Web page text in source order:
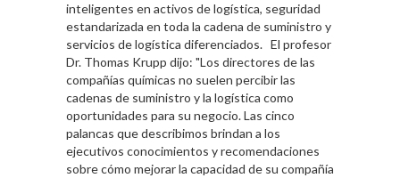
inteligentes en activos de logística, seguridad
estandarizada en toda la cadena de suministro y
servicios de logística diferenciados. El profesor
Dr. Thomas Krupp dijo: "Los directores de las
compañías químicas no suelen percibir las
cadenas de suministro y la logística como
oportunidades para su negocio. Las cinco
palancas que describimos brindan a los
ejecutivos conocimientos y recomendaciones
sobre cómo mejorar la capacidad de su compañía